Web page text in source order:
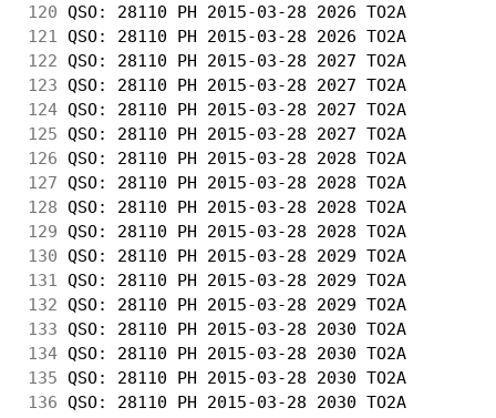
120 QSO: 28110 PH 2015-03-28 2026 TO2A
121
QSO: 28110 PH 2015-03-28 2026 TO2A
122 QSO: 28110 PH 2015-03-28 2027 TO2A
123 QSO: 28110 PH 2015-03-28 2027 TO2A
124 QSO: 28110 PH 2015-03-28 2027 TO2A
125 QSO: 28110 PH 2015-03-28 2027 TO2A
126 QSO: 28110 PH 2015-03-28 2028 TO2A
127 QSO: 28110 PH 2015-03-28 2028 TO2A
128 QSO: 28110 PH 2015-03-28 2028 TO2A
129 QSO: 28110 PH 2015-03-28 2028 TO2A
130 QSO: 28110 PH 2015-03-28 2029 TO2A
131
QSO: 28110 PH 2015-03-28 2029 TO2A
132 QSO: 28110 PH 2015-03-28 2029 TO2A
133 QSO: 28110 PH 2015-03-28 2030 TO2A
134 QSO: 28110 PH 2015-03-28 2030 TO2A
135 QSO: 28110 PH 2015-03-28 2030 TO2A
136 QSO: 28110 PH 2015-03-28 2030 TO2A